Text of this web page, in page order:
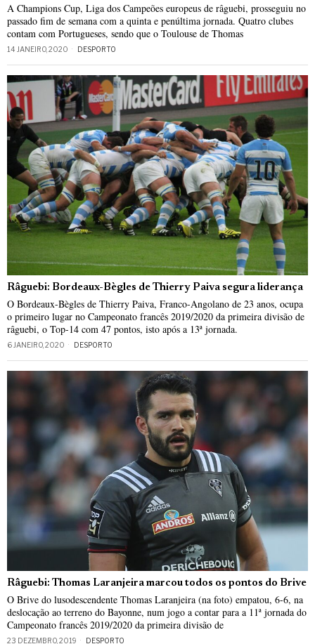
A Champions Cup, Liga dos Campeões europeus de râguebi, prosseguiu no
passado fim de semana com a quinta e penúltima jornada. Quatro clubes
contam com Portugueses, sendo que o Toulouse de Thomas
14 JANEIRO, 2020 DESPORTO
Râguebi: Bordeaux-Bègles de Thierry Paiva segura liderança
O Bordeaux-Bègles de Thierry Paiva, Franco-Angolano de 23 anos, ocupa
o primeiro lugar no Campeonato francês 2019/2020 da primeira divisão de
râguebi, o Top-14 com 47 pontos, isto após a 13ª jornada.
6 JANEIRO, 2020 DESPORTO
Râguebi: Thomas Laranjeira marcou todos os pontos do Brive
O Brive do lusodescendente Thomas Laranjeira (na foto) empatou, 6-6, na
deslocação ao terreno do Bayonne, num jogo a contar para a 11ª jornada do
Campeonato francês 2019/2020 da primeira divisão de
23 DEZEMBRO, 2019 DESPORTO